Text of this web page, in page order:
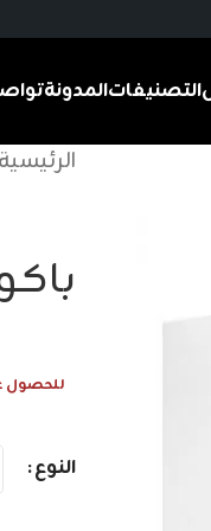
التصنيفاتالمدونة
للحصول على العرض
النوع